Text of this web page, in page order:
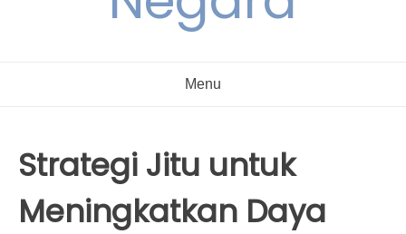
Menu
Strategi Jitu untuk
Meningkatkan Daya